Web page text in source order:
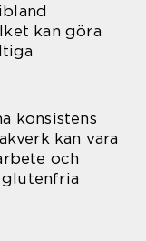
kan göra
konsistens
kan vara
och